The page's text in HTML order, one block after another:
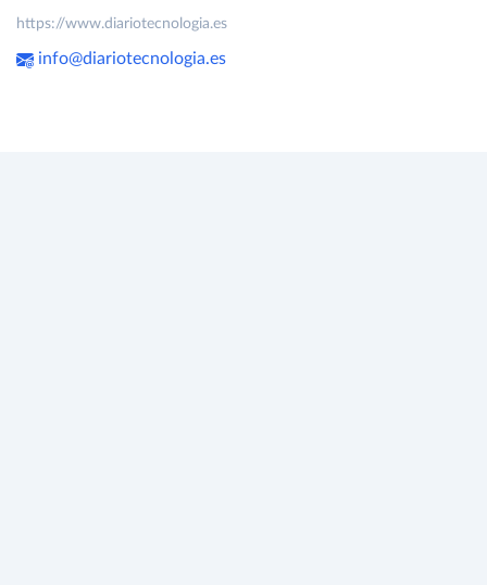
https://www.diariotecnologia.es
info@diariotecnologia.es